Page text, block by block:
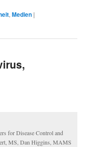
,Medien |
for Disease Control and
MS, Dan Higgins, MAMS